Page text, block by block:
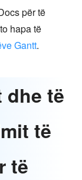
për të
hapa të
Gantt.
dhe të
të
të